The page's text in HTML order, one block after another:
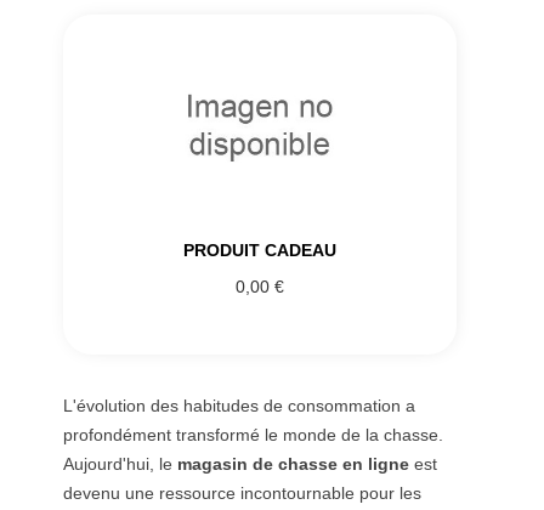
PRODUIT CADEAU
0,00 €
L'évolution des habitudes de consommation a
profondément transformé le monde de la chasse.
Aujourd'hui, le magasin de chasse en ligne est
devenu une ressource incontournable pour les